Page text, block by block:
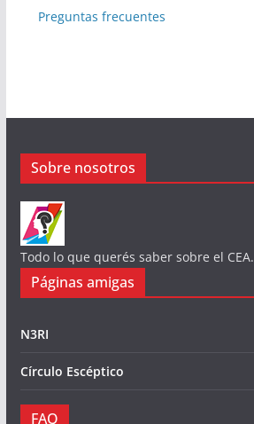
Preguntas frecuentes
Sobre nosotros
Todo lo que querés saber sobre el CEA.
Páginas amigas
N3RI
Círculo Escéptico
FAQ